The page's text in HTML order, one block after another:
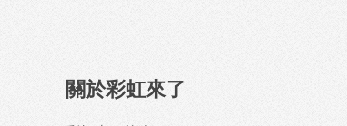
關於彩虹來了